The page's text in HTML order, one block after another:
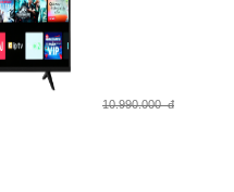
10.990.000 đ